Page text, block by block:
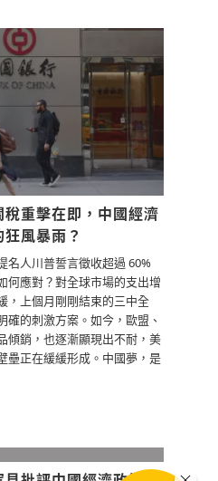
重擊在即，中國經濟
風暴雨？
名人川普誓言徵收超過 60%
何應對？對全球市場的支出增
，上個月剛剛結束的三中全
確的刺激方案。如今，歐盟、
傾銷，也逐漸顯現出不耐，美
壘正在緩緩形成。中國夢，是